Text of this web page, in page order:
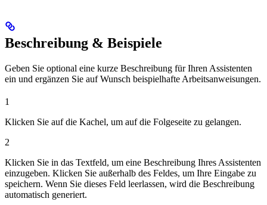
Beschreibung & Beispiele
Geben Sie optional eine kurze Beschreibung für Ihren Assistenten
ein und ergänzen Sie auf Wunsch beispielhafte Arbeitsanweisungen.
1
Klicken Sie auf die Kachel, um auf die Folgeseite zu gelangen.
2
Klicken Sie in das Textfeld, um eine Beschreibung Ihres Assistenten
einzugeben. Klicken Sie außerhalb des Feldes, um Ihre Eingabe zu
speichern. Wenn Sie dieses Feld leerlassen, wird die Beschreibung
automatisch generiert.